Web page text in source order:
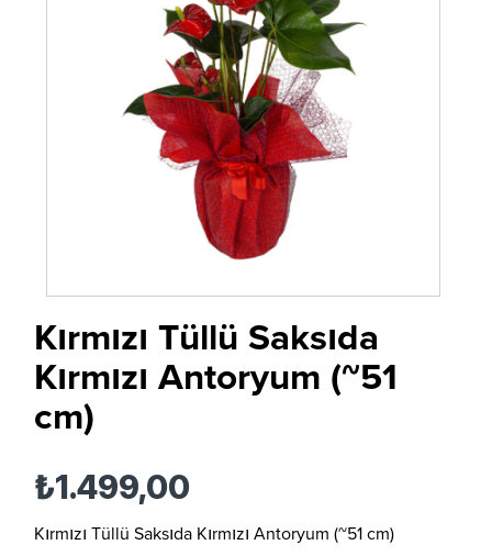
Kırmızı Tüllü Saksıda
Kırmızı Antoryum (~51
cm)
₺1.499,00
Kırmızı Tüllü Saksıda Kırmızı Antoryum (~51 cm)